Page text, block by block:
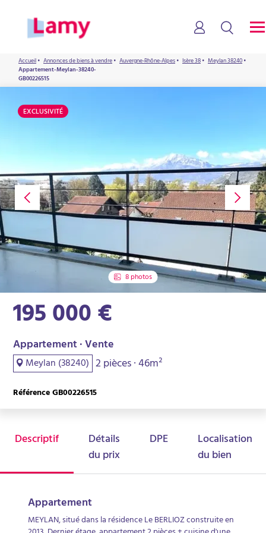
Accueil• Annonces de biens à vendre• Auvergne-Rhône-Alpes• Isère 38• Meylan 38240•
Appartement-Meylan-38240-
GB00226515
EXCLUSIVITÉ
8 photos
Appartement · Vente
Meylan (38240) 2 pièces · 46m²
195 000 €
Référence GB00226515
Descriptif Détails
du prix
DPE Localisation
du bien
Appartement
MEYLAN, situé dans la résidence Le BERLIOZ construite en